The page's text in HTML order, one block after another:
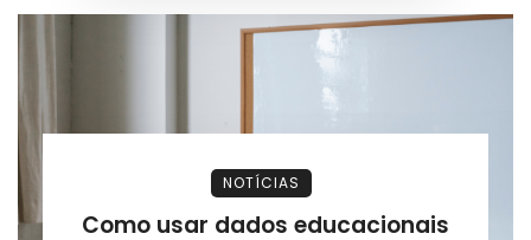
NOTÍCIAS
Como usar dados educacionais